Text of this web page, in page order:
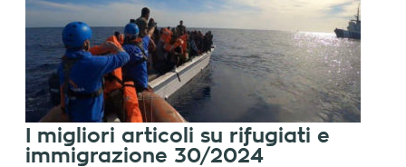
I migliori articoli su rifugiati e
immigrazione 30/2024